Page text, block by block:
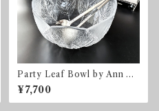
Party Leaf Bowl by Ann &
Göran Wärff for Kosta Bo
da コスタ・ボダ スウェー
デン
¥7,700